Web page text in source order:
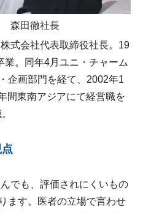
森田徹社長
式会社代表取締役社長。19
。同年4月ユニ・チャーム
企画部門を経て、2002年1
間東南アジアにて経営職を
でも、評価されにくいもの
ます。医者の立場で言わせ